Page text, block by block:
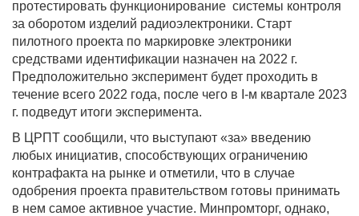
протестировать функционирование системы контроля
за оборотом изделий радиоэлектроники. Старт
пилотного проекта по маркировке электроники
средствами идентификации назначен на 2022 г.
Предположительно эксперимент будет проходить в
течение всего 2022 года, после чего в I-м квартале 2023
г. подведут итоги эксперимента.
В ЦРПТ сообщили, что выступают «за» введению
любых инициатив, способствующих ограничению
контрафакта на рынке и отметили, что в случае
одобрения проекта правительством готовы принимать
в нем самое активное участие. Минпромторг, однако,